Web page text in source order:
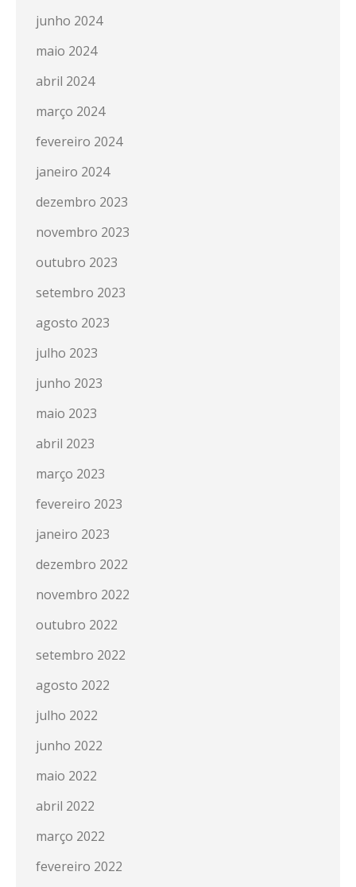
junho 2024
maio 2024
abril 2024
março 2024
fevereiro 2024
janeiro 2024
dezembro 2023
novembro 2023
outubro 2023
setembro 2023
agosto 2023
julho 2023
junho 2023
maio 2023
abril 2023
março 2023
fevereiro 2023
janeiro 2023
dezembro 2022
novembro 2022
outubro 2022
setembro 2022
agosto 2022
julho 2022
junho 2022
maio 2022
abril 2022
março 2022
fevereiro 2022